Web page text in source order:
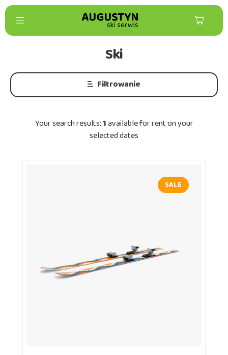
Ski
Filtrowanie
Your search results:1available for rent on your
selected dates
SALE